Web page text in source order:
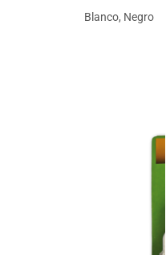
Blanco, Negro